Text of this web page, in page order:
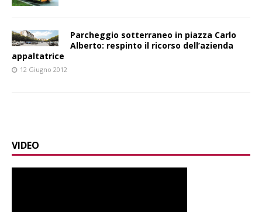
Parcheggio sotterraneo in piazza Carlo
Alberto: respinto il ricorso dell’azienda
appaltatrice
12 Giugno 2012
VIDEO